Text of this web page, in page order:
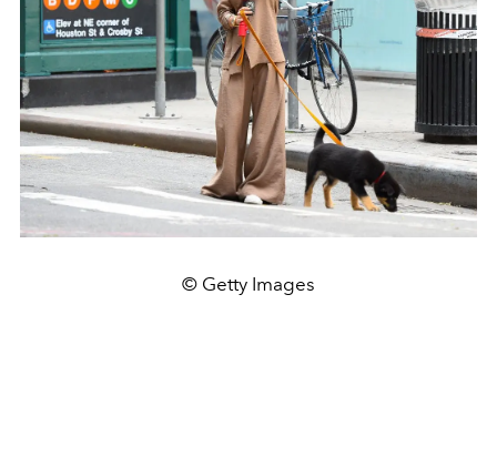
© Getty Images